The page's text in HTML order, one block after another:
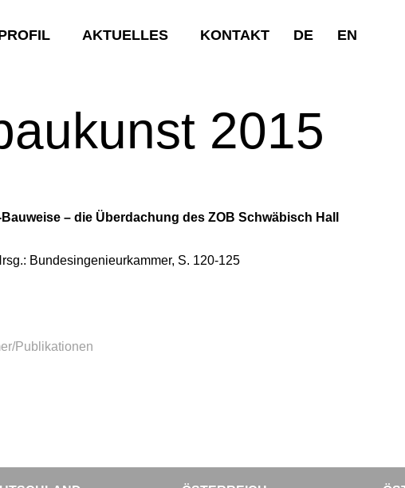
AKTUELLES KONTAKT DE EN
2015
– die Überdachung des ZOB Schwäbisch Hall
Bundesingenieurkammer, S. 120-125
Publikationen